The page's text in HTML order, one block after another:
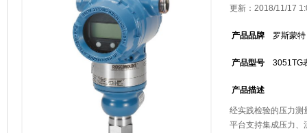
更新：2018/11/17
产品品牌 罗斯蒙特
产品型号 3051TG
产品描述
经实践检验的压力测
平台支持集成压力、